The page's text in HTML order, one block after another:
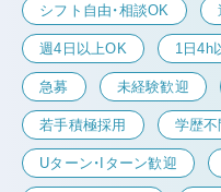
シフト自由・相談OK
週4日以上OK 1日4h
急募 未経験歓迎
若手積極採用 学歴不
Uターン・Iターン歓迎